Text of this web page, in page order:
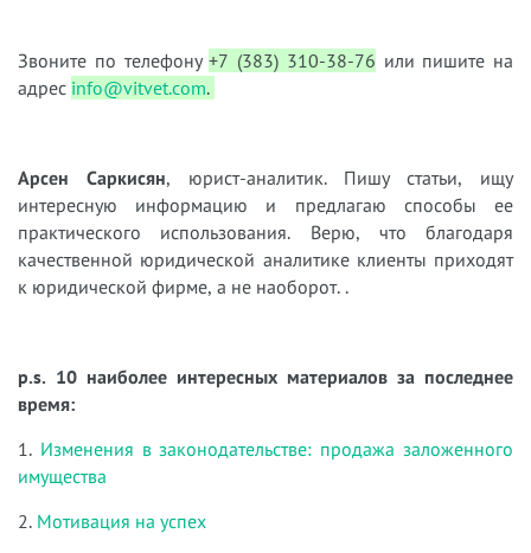
Звоните по телефону+7 (383) 310-38-76 или пишите на
адрес info@vitvet.com.
Арсен Саркисян, юрист-аналитик. Пишу статьи, ищу
интересную информацию и предлагаю способы ее
практического использования. Верю, что благодаря
качественной юридической аналитике клиенты приходят
к юридической фирме, а не наоборот. .
p.s. 10 наиболее интересных материалов за последнее
время:
1. Изменения в законодательстве: продажа заложенного
имущества
2. Мотивация на успех